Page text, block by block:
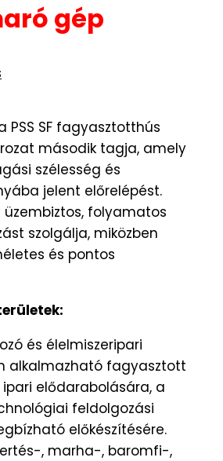
gép
PSS SF fagyasztotthús
második tagja, amely
szélesség és
jelent előrelépést.
üzembiztos, folyamatos
szolgálja, miközben
és pontos
és élelmiszeripari
alkalmazható fagyasztott
ipari elődarabolására, a
feldolgozási
előkészítésére.
, marha-, baromfi-,